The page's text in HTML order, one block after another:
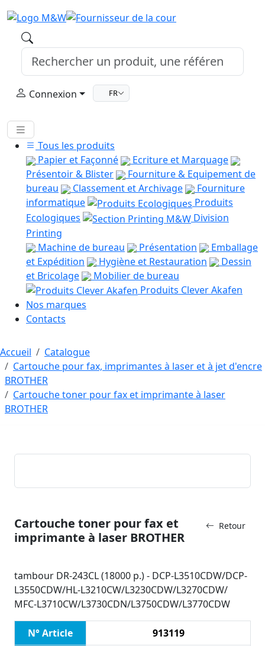
Connexion FR
Tous les produits
Papier et Façonné
Ecriture et Marquage
Présentoir & Blister
Fourniture & Equipement de
bureau
Classement et Archivage
Fourniture
informatique
Produits
Ecologiques
Division
Printing
Machine de bureau
Présentation
Emballage
et Expédition
Hygiène et Restauration
Dessin
et Bricolage
Mobilier de bureau
Produits Clever Akafen
Nos marques
Contacts
Accueil
Catalogue
Cartouche pour fax, imprimantes à laser et à jet d'encre
BROTHER
Cartouche toner pour fax et imprimante à laser
BROTHER
Retour
Cartouche toner pour fax et
imprimante à laser BROTHER
tambour DR-243CL (18000 p.) - DCP-L3510CDW/DCP-
L3550CDW/HL-L3210CW/L3230CDW/L3270CDW/
MFC-L3710CW/L3730CDN/L3750CDW/L3770CDW
N° Article
913119